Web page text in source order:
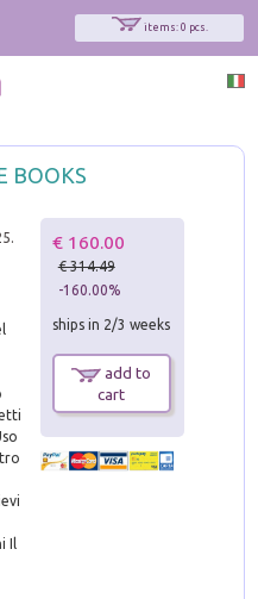
items: 0 pcs.
BOOKS
Il
€ 160.00
€ 314.49
-160.00%
ships in 2/3 weeks
add to
cart